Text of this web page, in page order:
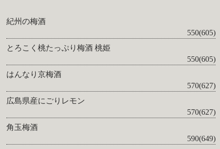
紀州の梅酒
550(605)
とろこく桃たっぷり梅酒 桃姫
550(605)
はんなり京梅酒
570(627)
広島県産にごりレモン
570(627)
角玉梅酒
590(649)